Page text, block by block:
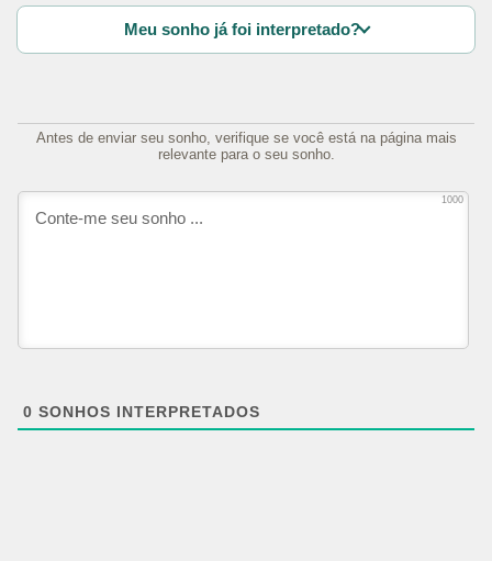
Meu sonho já foi interpretado?
Antes de enviar seu sonho, verifique se você está na página mais
relevante para o seu sonho.
1000
0 SONHOS INTERPRETADOS